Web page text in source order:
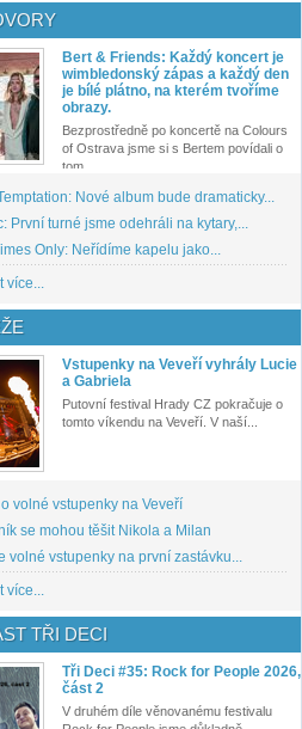
Bert & Friends: Každý koncert je
wimbledonský zápas a každý den
je bílé plátno, na kterém tvoříme
obrazy.
Bezprostředně po koncertě na Colours
of Ostrava jsme si s Bertem povídali o
tom,...
Nové album bude dramaticky...
První turné jsme odehráli na kytary,...
Only: Neřídíme kapelu jako...
více...
Vstupenky na Veveří vyhrály Lucie
a Gabriela
Putovní festival Hrady CZ pokračuje o
tomto víkendu na Veveří. V naší...
volné vstupenky na Veveří
se mohou těšit Nikola a Milan
volné vstupenky na první zastávku...
více...
TŘI DECI
Tři Deci #35: Rock for People 2026,
část 2
V druhém díle věnovanému festivalu